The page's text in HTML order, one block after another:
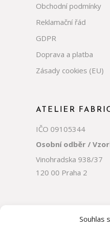
Souhlas
Obchodní podmínky
Reklamační řád
GDPR
Doprava a platba
Zásady cookies (EU)
ATELIER
IČO 09105344
Osobní odběr /
Vinohradska 938/37
120 00 Praha 2